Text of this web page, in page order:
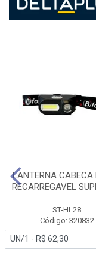
LANTERNA CABECA
RECARREGAVEL
ST-HL28
Código: 320832